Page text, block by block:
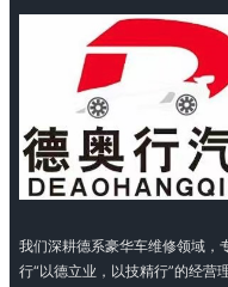
我们深耕德系豪华车维修领域，
行“以德立业，以技精行”的经营